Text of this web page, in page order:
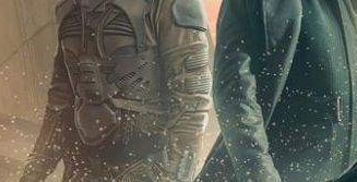
آذر 23, 1398
کریستن بل می دانست که “فروزن 2” موفق
بود.